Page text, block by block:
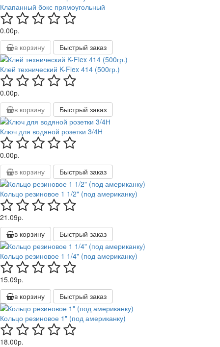
Клапанный бокс прямоугольный
0.00р.
в корзину
Быстрый заказ
Клей технический K-Flex 414 (500гр.)
0.00р.
в корзину
Быстрый заказ
Ключ для водяной розетки 3/4Н
0.00р.
в корзину
Быстрый заказ
Кольцо резиновое 1 1/2" (под американку)
21.09р.
в корзину
Быстрый заказ
Кольцо резиновое 1 1/4" (под американку)
15.09р.
в корзину
Быстрый заказ
Кольцо резиновое 1" (под американку)
18.00р.